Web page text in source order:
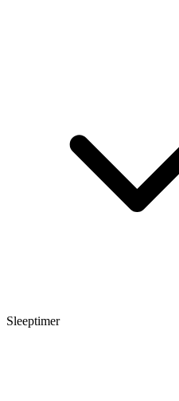
Sleeptimer